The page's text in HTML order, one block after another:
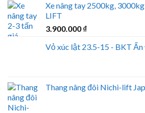
Xe nâng tay 2500kg,
LIFT
3.900.000 ₫
Vỏ xúc lật 23.5-15 - BKT
Thang nâng đôi Nichi-lift